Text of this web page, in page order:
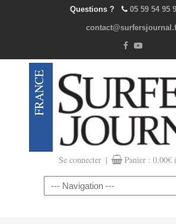
Questions ? 05 59 54 95
Se connecter | Panier : 0,00€
Navigation